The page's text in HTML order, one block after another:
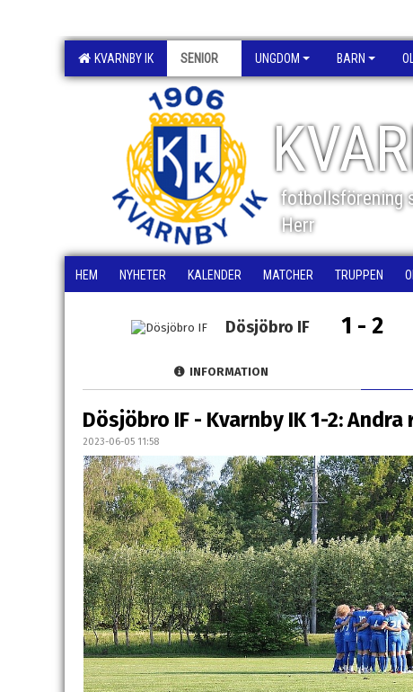
KVARNBY IK SENIOR UNGDOM BARN
fotbollsförening
Herr
HEM NYHETER KALENDER MATCHER TRUPPEN
Dösjöbro IF 1 - 2
INFORMATION
Dösjöbro IF - Kvarnby IK 1-2:
2023-06-05 11:58